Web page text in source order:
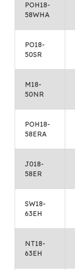
POH18-
58WHA
PO18-
50SR
M18-
50NR
POH18-
58ERA
J018-
58ER
SW18-
63EH
NT18-
63EH